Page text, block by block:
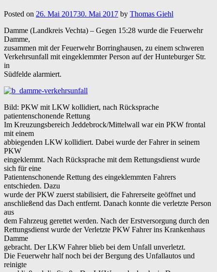
Posted on 26. Mai 201730. Mai 2017 by Thomas Giehl
Damme (Landkreis Vechta) – Gegen 15:28 wurde die Feuerwehr
Damme,
zusammen mit der Feuerwehr Borringhausen, zu einem schweren
Verkehrsunfall mit eingeklemmter Person auf der Hunteburger Str.
in
Südfelde alarmiert.
Bild: PKW mit LKW kollidiert, nach Rücksprache
patientenschonende Rettung
Im Kreuzungsbereich Jeddebrock/Mittelwall war ein PKW frontal
mit einem
abbiegenden LKW kollidiert. Dabei wurde der Fahrer in seinem
PKW
eingeklemmt. Nach Rücksprache mit dem Rettungsdienst wurde
sich für eine
Patientenschonende Rettung des eingeklemmten Fahrers
entschieden. Dazu
wurde der PKW zuerst stabilisiert, die Fahrerseite geöffnet und
anschließend das Dach entfernt. Danach konnte die verletzte Person
aus
dem Fahrzeug gerettet werden. Nach der Erstversorgung durch den
Rettungsdienst wurde der Verletzte PKW Fahrer ins Krankenhaus
Damme
gebracht. Der LKW Fahrer blieb bei dem Unfall unverletzt.
Die Feuerwehr half noch bei der Bergung des Unfallautos und
reinigte